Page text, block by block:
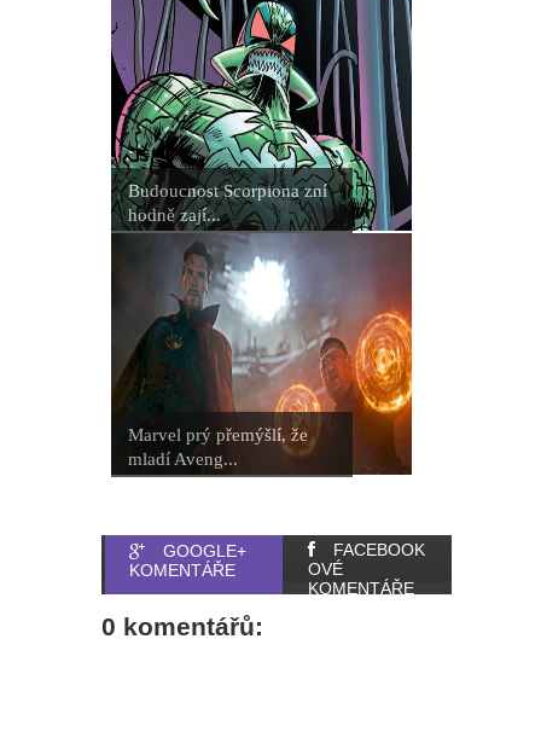
Budoucnost Scorpiona zní
hodně zají...
Marvel prý přemýšlí, že
mladí Aveng...
GOOGLE+
KOMENTÁŘE
FACEBOOK
OVÉ
KOMENTÁŘE
0 komentářů: